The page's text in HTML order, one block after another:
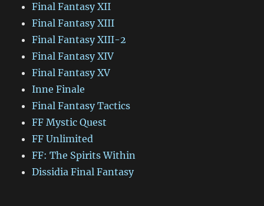
Final Fantasy XII
Final Fantasy XIII
Final Fantasy XIII-2
Final Fantasy XIV
Final Fantasy XV
Inne Finale
Final Fantasy Tactics
FF Mystic Quest
FF Unlimited
FF: The Spirits Within
Dissidia Final Fantasy